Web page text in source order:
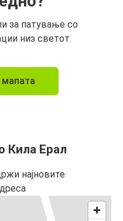
за патување со
низ светот.
мапата
Кила Ерал
најновите